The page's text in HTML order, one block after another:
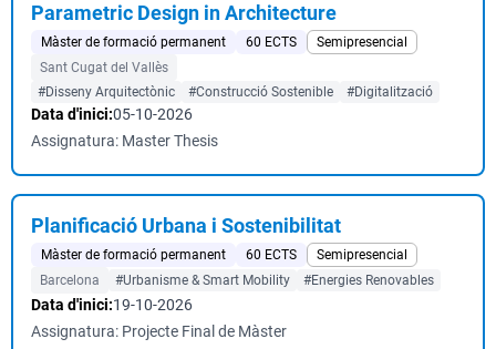
Parametric Design in Architecture
Màster de formació permanent 60 ECTS
Semipresencial
Sant Cugat del Vallès
#Disseny Arquitectònic
#Construcció Sostenible #Digitalització
Data d'inici:05-10-2026
Assignatura: Master Thesis
Planificació Urbana i Sostenibilitat
Màster de formació permanent 60 ECTS
Semipresencial
Barcelona
#Urbanisme & Smart Mobility #Energies Renovables
Data d'inici:19-10-2026
Assignatura: Projecte Final de Màster